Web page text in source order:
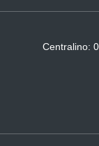
Centralino: